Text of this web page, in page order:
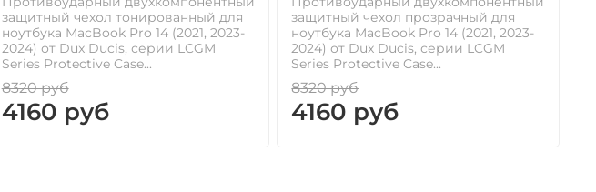
защитный чехол тонированный для
ноутбука MacBook Pro 14 (2021, 2023-
2024) от Dux Ducis, серии LCGM
Series Protective Case...
8320 руб
4160 руб
защитный чехол прозрачный для
ноутбука MacBook Pro 14 (2021, 2023-
2024) от Dux Ducis, серии LCGM
Series Protective Case...
8320 руб
4160 руб